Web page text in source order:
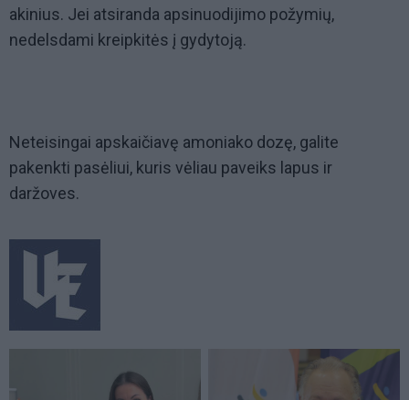
akinius. Jei atsiranda apsinuodijimo požymių,
nedelsdami kreipkitės į gydytoją.
Neteisingai apskaičiavę amoniako dozę, galite
pakenkti pasėliui, kuris vėliau paveiks lapus ir
daržoves.